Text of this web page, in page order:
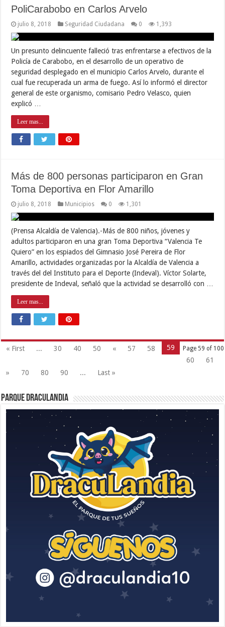
PoliCarabobo en Carlos Arvelo
julio 8, 2018 Seguridad Ciudadana 0 1,393
Un presunto delincuente falleció tras enfrentarse a efectivos de la
Policía de Carabobo, en el desarrollo de un operativo de
seguridad desplegado en el municipio Carlos Arvelo, durante el
cual fue recuperada un arma de fuego. Así lo informó el director
general de este organismo, comisario Pedro Velasco, quien
explicó …
Leer mas...
Más de 800 personas participaron en Gran
Toma Deportiva en Flor Amarillo
julio 8, 2018 Municipios 0 1,301
(Prensa Alcaldía de Valencia).-Más de 800 niños, jóvenes y
adultos participaron en una gran Toma Deportiva “Valencia Te
Quiero” en los espiados del Gimnasio José Pereira de Flor
Amarillo, actividades organizadas por la Alcaldía de Valencia a
través del del Instituto para el Deporte (Indeval). Víctor Solarte,
presidente de Indeval, señaló que la actividad se desarrolló con …
Leer mas...
Page 59 of 100
« First ... 30 40 50 « 57 58
59
60
61
»
70 80 90 ... Last »
Parque Draculandia